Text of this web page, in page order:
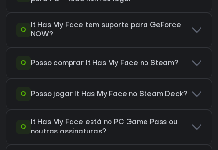
Q
It Has My Face tem suporte para GeForce
NOW?
Q Posso comprar It Has My Face no Steam?
Q Posso jogar It Has My Face no Steam Deck?
Q
It Has My Face está no PC Game Pass ou
noutras assinaturas?